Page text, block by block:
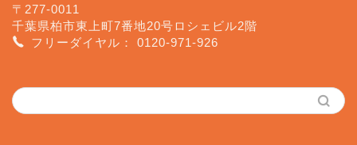
〒277-0011
千葉県柏市東上町7番地20号ロシェビル2階
フリーダイヤル： 0120-971-926